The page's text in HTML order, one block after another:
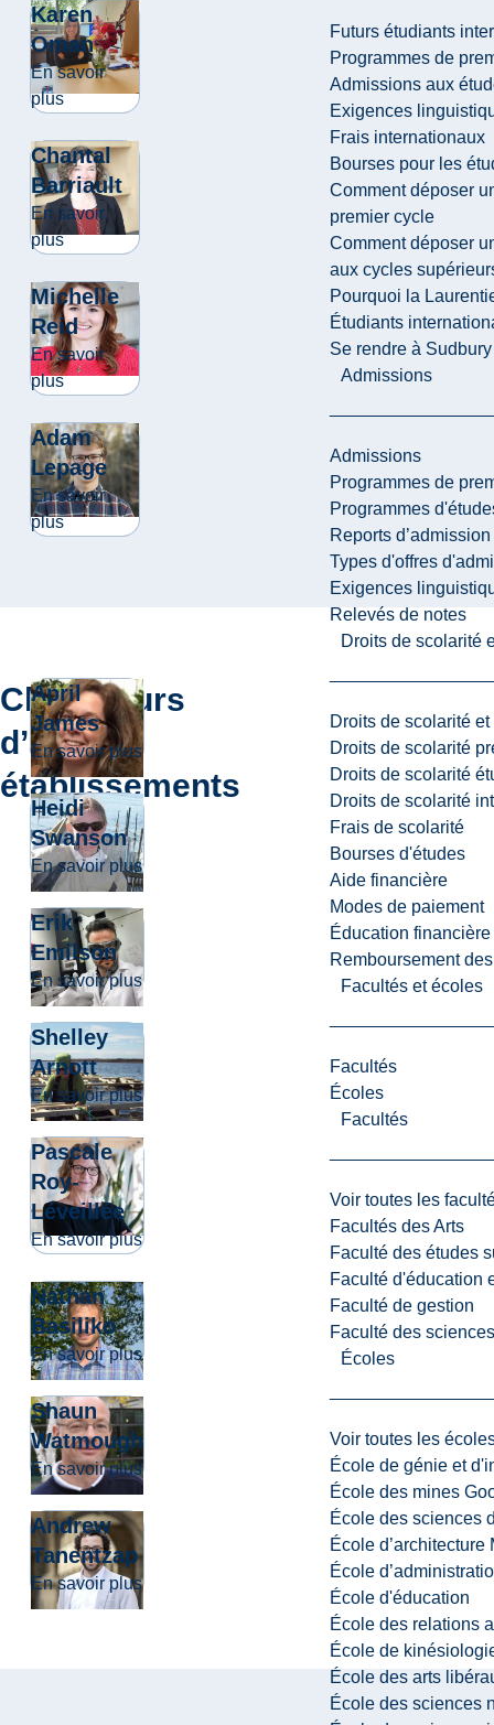
Futurs étudiants
Programmes de
Admissions aux
Exigences
Frais internationaux
Bourses pour les
Comment déposer
premier cycle
Comment déposer
aux cycles
Pourquoi la
Étudiants
Se rendre à Sudbury
Admissions
Admissions
Programmes de
Programmes
Reports d’admission
Types d'offres
Exigences
Relevés de notes
Droits de scolarité
Droits de scolarité
Droits de scolarité
Droits de scolarité
Droits de scolarité
Frais de scolarité
Bourses d'études
Aide financière
Modes de paiement
Éducation financière
Remboursement
Facultés et écoles
Facultés
Écoles
Facultés
Voir toutes les
Facultés des Arts
Faculté des études
Faculté d'éducation
Faculté de gestion
Faculté des
Écoles
Voir toutes les
École de génie et
École des mines
École des sciences
École d’architecture
École
École d'éducation
École des relations
École de
École des arts
École des sciences
Karen
Oman
En savoir
plusabout Karen Oman
Chantal
Barriault
En savoir
plusabout Chantal Barriault
Michelle
Reid
En savoir
plusabout Michelle Reid
Adam
Lepage
En savoir
plusabout Adam Lepage
Chercheurs
d’autres
établissements
April
James
En savoir plusabout April James
Heidi
Swanson
En savoir plusabout Heidi Swanson
Erik
Emilson
En savoir plusabout Erik Emilson
Shelley
Arnott
En savoir plusabout Shelley Arnott
Pascale
Roy-
Léveillée
En savoir plusabout Pascale Roy-Léveillée
Nathan
Basiliko
En savoir plusabout Nathan Basiliko
Shaun
Watmough
En savoir plusabout Shaun Watmough
Andrew
Tanentzap
En savoir plusabout Andrew Tanentzap